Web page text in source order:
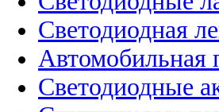
Светодиодная
Автомобильная
Светодиодные